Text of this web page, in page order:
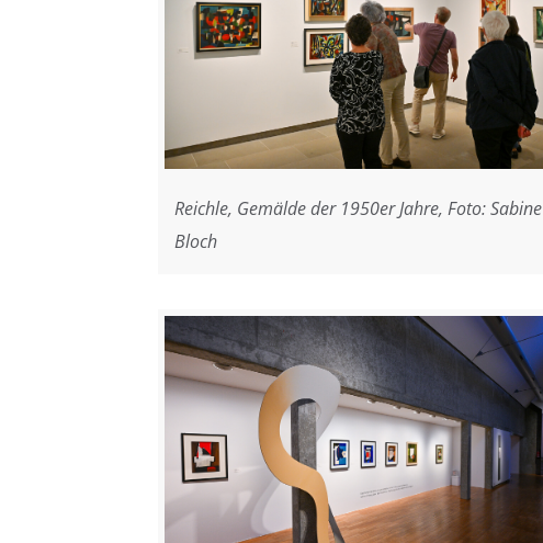
Reichle, Gemälde der 1950er Jahre, Foto: Sabine
Bloch